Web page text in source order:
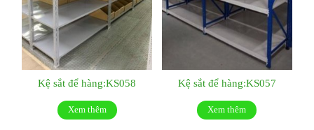
Kệ sắt để hàng:KS058
Xem thêm
Kệ sắt để hàng:KS057
Xem thêm